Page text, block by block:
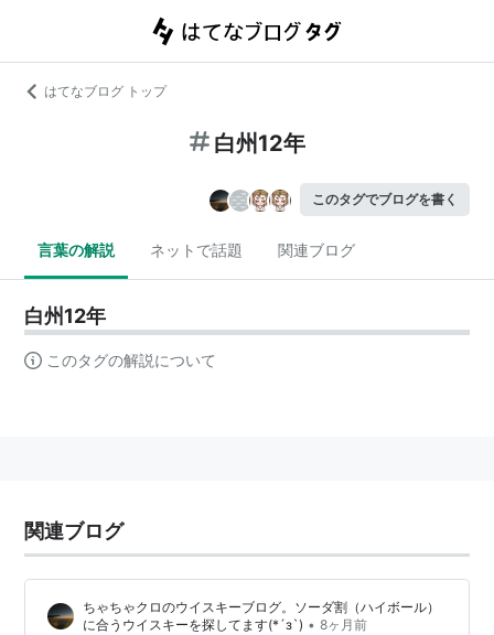
はてなブログ トップ
白州12年
このタグでブログを書く
言葉の解説 ネットで話題 関連ブログ
白州12年
このタグの解説について
関連ブログ
ちゃちゃクロのウイスキーブログ。ソーダ割（ハイボール）
に合うウイスキーを探してます(*´з`) • 8ヶ月前